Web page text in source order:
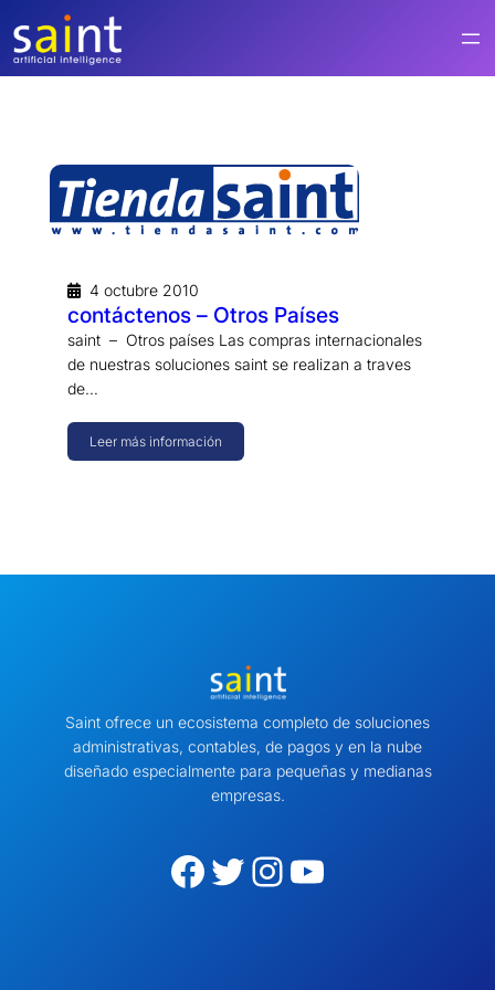
contenido
4 octubre 2010
contáctenos – Otros Países
saint – Otros países Las compras internacionales
de nuestras soluciones saint se realizan a traves
de…
Leer más información
Saint ofrece un ecosistema completo de soluciones
administrativas, contables, de pagos y en la nube
diseñado especialmente para pequeñas y medianas
empresas.
Facebook Twitter Instagram YouTube